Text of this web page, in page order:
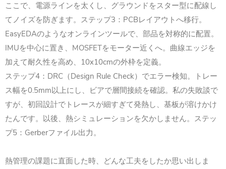
ここで、電源ラインを太くし、グラウンドをスター型に配線し
てノイズを防ぎます。ステップ3：PCBレイアウトへ移行。
EasyEDAのようなオンラインツールで、部品を対称的に配置。
IMUを中心に置き、MOSFETをモーター近くへ。曲線エッジを
加えて耐久性を高め、10x10cmの外枠を定義。
ステップ4：DRC（Design Rule Check）でエラー検知。トレー
ス幅を0.5mm以上にし、ビアで層間接続を確認。 私の失敗談で
すが、初回設計でトレースが細すぎて発熱し、基板が溶けかけ
たんです。以後、熱シミュレーションを欠かしません。ステッ
プ5：Gerberファイル出力。
熱管理の課題に直面した時、どんな工夫をしたか思い出しま